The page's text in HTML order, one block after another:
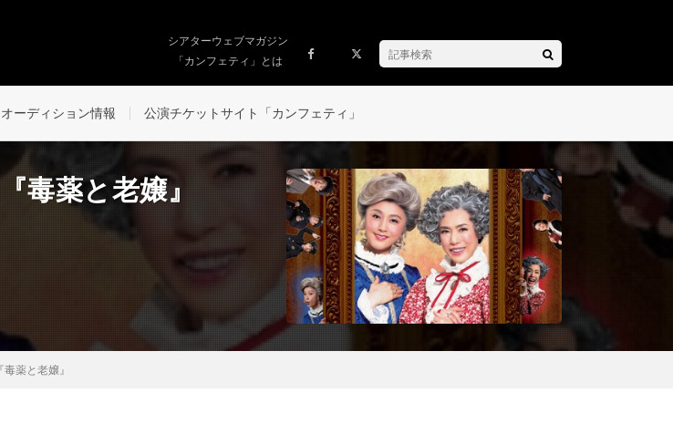
シアターウェブマガジン
「カンフェティ」とは
オーディション情報 公演チケットサイト「カンフェティ」
毒薬と老嬢』
薬と老嬢』